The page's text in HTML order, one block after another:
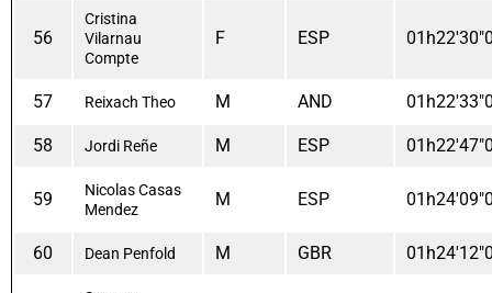
56
Cristina
Vilarnau
Compte
F ESP
57 Reixach Theo M AND
58 Jordi Reñe M ESP
59
Nicolas Casas
Mendez
M ESP
60 Dean Penfold M GBR